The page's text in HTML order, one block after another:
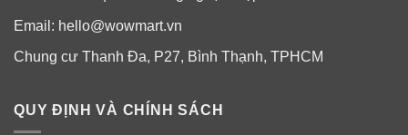
Email: hello@wowmart.vn
Chung cư Thanh Đa, P27, Bình Thạnh, TPHCM
QUY ĐỊNH VÀ CHÍNH SÁCH